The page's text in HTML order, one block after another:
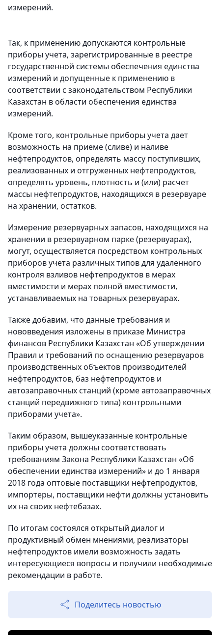
измерений.
Так, к применению допускаются контрольные
приборы учета, зарегистрированные в реестре
государственной системы обеспечения единства
измерений и допущенные к применению в
соответствии с законодательством Республики
Казахстан в области обеспечения единства
измерений.
Кроме того, контрольные приборы учета дает
возможность на приеме (сливе) и наливе
нефтепродуктов, определять массу поступивших,
реализованных и отгруженных нефтепродуктов,
определять уровень, плотность и (или) расчет
массы нефтепродуктов, находящихся в резервуаре
на хранении, остатков.
Измерение резервуарных запасов, находящихся на
хранении в резервуарном парке (резервуарах),
могут, осуществляется посредством контрольных
приборов учета различных типов для удаленного
контроля взливов нефтепродуктов в мерах
вместимости и мерах полной вместимости,
устанавливаемых на товарных резервуарах.
Также добавим, что данные требования и
нововведения изложены в приказе Министра
финансов Республики Казахстан «Об утверждении
Правил и требований по оснащению резервуаров
производственных объектов производителей
нефтепродуктов, баз нефтепродуктов и
автозаправочных станций (кроме автозаправочных
станций передвижного типа) контрольными
приборами учета».
Таким образом, вышеуказанные контрольные
приборы учета должны соответствовать
требованиям Закона Республики Казахстан «Об
обеспечении единства измерений» и до 1 января
2018 года оптовые поставщики нефтепродуктов,
импортеры, поставщики нефти должны установить
их на своих нефтебазах.
По итогам состоялся открытый диалог и
продуктивный обмен мнениями, реализаторы
нефтепродуктов имели возможность задать
интересующиеся вопросы и получили необходимые
рекомендации в работе.
Поделитесь новостью